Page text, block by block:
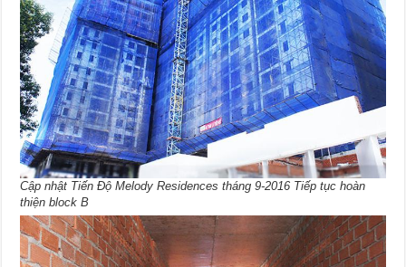
Cập nhật Tiến Độ Melody Residences tháng 9-2016 Tiếp tục hoàn
thiện block B